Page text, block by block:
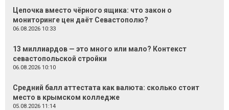
Цепочка вместо чёрного ящика: что закон о
мониторинге цен даёт Севастополю?
06.08.2026 10:33
13 миллиардов — это много или мало? Контекст
севастопольской стройки
06.08.2026 10:10
Средний балл аттестата как валюта: сколько стоит
место в крымском колледже
05.08.2026 11:14